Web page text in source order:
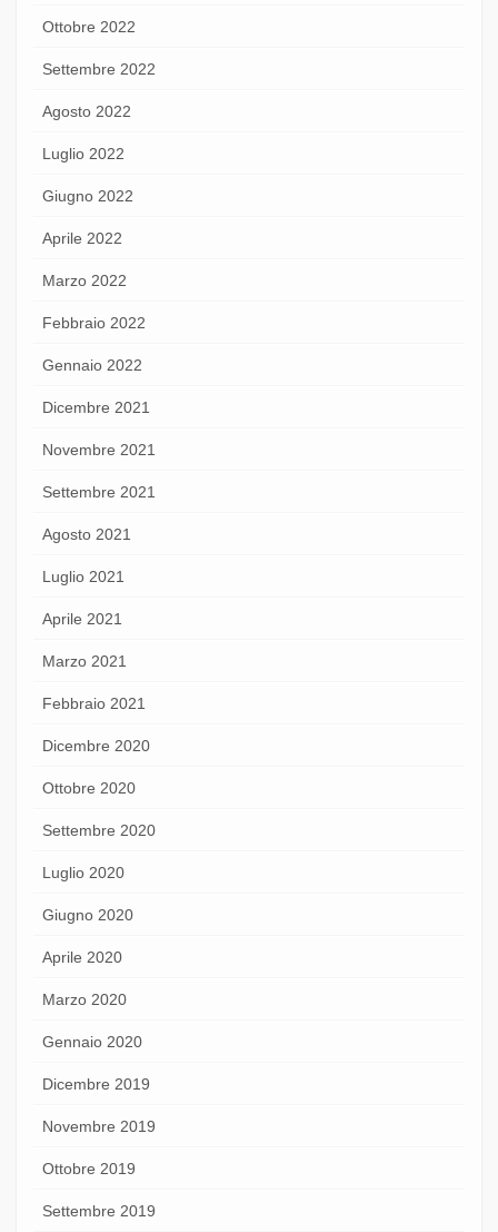
Ottobre 2022
Settembre 2022
Agosto 2022
Luglio 2022
Giugno 2022
Aprile 2022
Marzo 2022
Febbraio 2022
Gennaio 2022
Dicembre 2021
Novembre 2021
Settembre 2021
Agosto 2021
Luglio 2021
Aprile 2021
Marzo 2021
Febbraio 2021
Dicembre 2020
Ottobre 2020
Settembre 2020
Luglio 2020
Giugno 2020
Aprile 2020
Marzo 2020
Gennaio 2020
Dicembre 2019
Novembre 2019
Ottobre 2019
Settembre 2019